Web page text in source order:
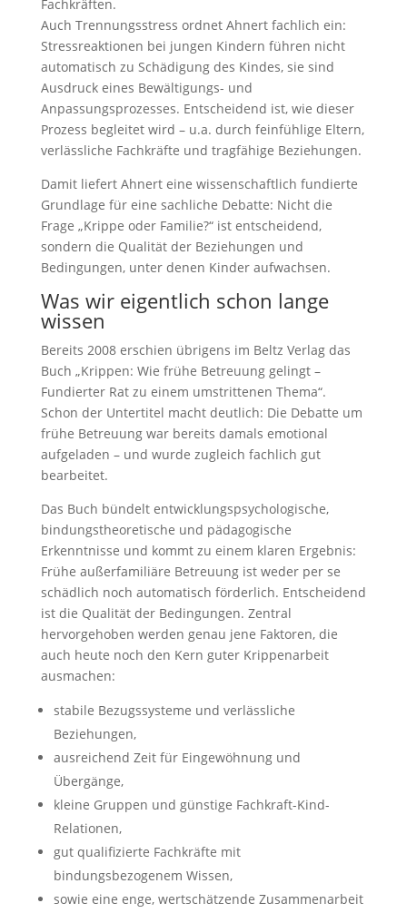
Fachkräften.
Auch Trennungsstress ordnet Ahnert fachlich ein:
Stressreaktionen bei jungen Kindern führen nicht
automatisch zu Schädigung des Kindes, sie sind
Ausdruck eines Bewältigungs- und
Anpassungsprozesses. Entscheidend ist, wie dieser
Prozess begleitet wird – u.a. durch feinfühlige Eltern,
verlässliche Fachkräfte und tragfähige Beziehungen.
Damit liefert Ahnert eine wissenschaftlich fundierte
Grundlage für eine sachliche Debatte: Nicht die
Frage „Krippe oder Familie?“ ist entscheidend,
sondern die Qualität der Beziehungen und
Bedingungen, unter denen Kinder aufwachsen.
Was wir eigentlich schon lange
wissen
Bereits 2008 erschien übrigens im Beltz Verlag das
Buch „Krippen: Wie frühe Betreuung gelingt –
Fundierter Rat zu einem umstrittenen Thema“.
Schon der Untertitel macht deutlich: Die Debatte um
frühe Betreuung war bereits damals emotional
aufgeladen – und wurde zugleich fachlich gut
bearbeitet.
Das Buch bündelt entwicklungspsychologische,
bindungstheoretische und pädagogische
Erkenntnisse und kommt zu einem klaren Ergebnis:
Frühe außerfamiliäre Betreuung ist weder per se
schädlich noch automatisch förderlich. Entscheidend
ist die Qualität der Bedingungen. Zentral
hervorgehoben werden genau jene Faktoren, die
auch heute noch den Kern guter Krippenarbeit
ausmachen:
stabile Bezugssysteme und verlässliche
Beziehungen,
ausreichend Zeit für Eingewöhnung und
Übergänge,
kleine Gruppen und günstige Fachkraft-Kind-
Relationen,
gut qualifizierte Fachkräfte mit
bindungsbezogenem Wissen,
sowie eine enge, wertschätzende Zusammenarbeit